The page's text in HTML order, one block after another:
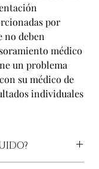
por
no deben
médico
un problema
su médico de
individuales